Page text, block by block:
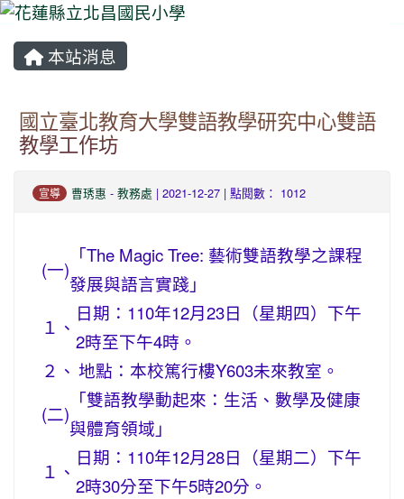
本站消息
國立臺北教育大學雙語教學研究中心雙語
教學工作坊
宣導 曹琇惠 - 教務處 | 2021-12-27 | 點閱數： 1012
(一)
「The Magic Tree: 藝術雙語教學之課程
發展與語言實踐」
１、
日期：110年12月23日（星期四）下午
2時至下午4時。
２、 地點：本校篤行樓Y603未來教室。
(二)
「雙語教學動起來：生活、數學及健康
與體育領域」
１、
日期：110年12月28日（星期二）下午
2時30分至下午5時20分。